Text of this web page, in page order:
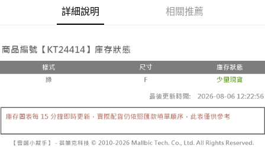
3.實際核准額度、可分期數及費用金額請依後續交易確認頁面所載為準。
4.訂單成立30分鐘內，如未前往確認交易或遇審核未通過，訂單將自動取
消。如遇「轉專審核」未通過狀況，表示未達大哥付你分期系統評分，恕無
【繳款方式說明】
醒簡訊。
2.透過簡訊連結打開帳單後，可選擇「超商條碼／台灣大直營門市／銀行轉
1.本服務係由「台灣大哥大股份有限公司」（以下簡稱本公司）所提供，讓
用戶於交易時，得透過本服務購買商品或服務，並由商店將買賣／分期付款
買賣價金債權讓與本公司後，依約使用本公司帳單繳交帳款。
【「AFTEE先享後付」結帳流程】
１．於結帳方式選擇「AFTEE先享後付」後，將跳轉至「AFTEE先享後付」
結帳頁面，進行簡訊認證並確認金額後，即可完成結帳。
２．訂單成立數日內，您將收到繳費通知簡訊。
３．收到繳費通知簡訊後14天內，點擊此簡訊中的連結，可透過四大超商／
ATM／網路銀行／等多元方式進行付款，方視為交易完成。
購買商品的店家。未經商家同意取消之訂單仍視為有效，需透過AFTEE先享
後付繳納相關費用。
全家取貨付款
每筆NT$60，滿NT$1,800(含以上)免運費
付款後全家取貨
每筆NT$60，滿NT$1,600(含以上)免運費
已關閉，請勿下單
每筆NT$10,000
詳細說明 相關推薦